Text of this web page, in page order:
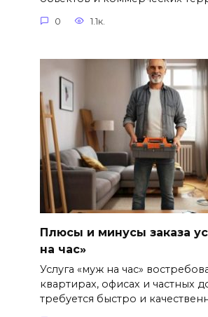
0 1.1к.
Плюсы и минусы заказа
на час»
Услуга «муж на час»
квартирах, офисах и частных
требуется быстро и